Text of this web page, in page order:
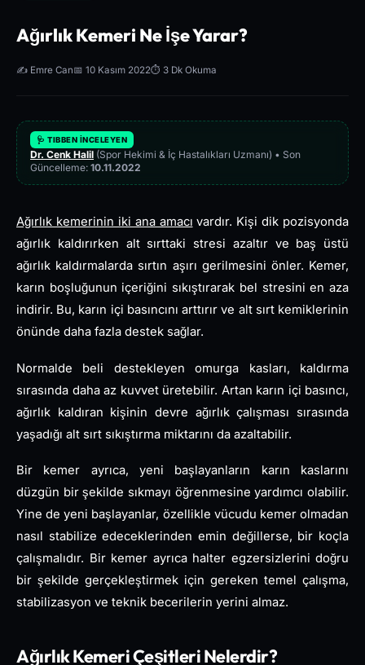
Ağırlık Kemeri Ne İşe Yarar?
✍️ Emre Can📅 10 Kasım 2022⏱️ 3 Dk Okuma
🩺 TIBBEN İNCELEYEN
Dr. Cenk Halil (Spor Hekimi & İç Hastalıkları Uzmanı) • Son
Güncelleme: 10.11.2022
Ağırlık kemerinin iki ana amacı vardır. Kişi dik pozisyonda
ağırlık kaldırırken alt sırttaki stresi azaltır ve baş üstü
ağırlık kaldırmalarda sırtın aşırı gerilmesini önler. Kemer,
karın boşluğunun içeriğini sıkıştırarak bel stresini en aza
indirir. Bu, karın içi basıncını arttırır ve alt sırt kemiklerinin
önünde daha fazla destek sağlar.
Normalde beli destekleyen omurga kasları, kaldırma
sırasında daha az kuvvet üretebilir. Artan karın içi basıncı,
ağırlık kaldıran kişinin devre ağırlık çalışması sırasında
yaşadığı alt sırt sıkıştırma miktarını da azaltabilir.
Bir kemer ayrıca, yeni başlayanların karın kaslarını
düzgün bir şekilde sıkmayı öğrenmesine yardımcı olabilir.
Yine de yeni başlayanlar, özellikle vücudu kemer olmadan
nasıl stabilize edeceklerinden emin değillerse, bir koçla
çalışmalıdır. Bir kemer ayrıca halter egzersizlerini doğru
bir şekilde gerçekleştirmek için gereken temel çalışma,
stabilizasyon ve teknik becerilerin yerini almaz.
Ağırlık Kemeri Çeşitleri Nelerdir?